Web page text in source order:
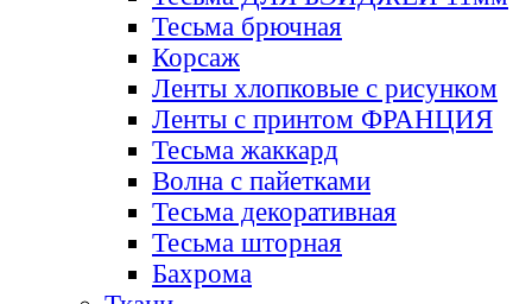
Тесьма брючная
Корсаж
Ленты хлопковые с рисунком
Ленты с принтом ФРАНЦИЯ
Тесьма жаккард
Волна с пайетками
Тесьма декоративная
Тесьма шторная
Бахрома